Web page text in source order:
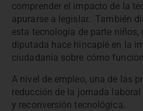
comprender el impacto de la
apurarse a legislar. También
esta tecnología de parte
diputada hace hincapié en la
ciudadanía sobre cómo
A nivel de empleo, una de las
reducción de la jornada
y reconversión tecnológica.